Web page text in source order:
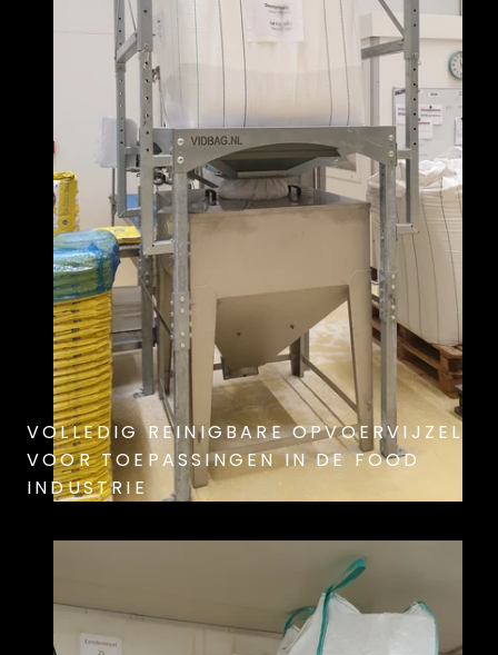
VOLLEDIG REINIGBARE OPVOERVIJZEL
VOOR TOEPASSINGEN IN DE FOOD
INDUSTRIE